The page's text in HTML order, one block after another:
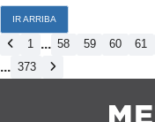
IR ARRIBA
1 ... 58 59 60 61
... 373